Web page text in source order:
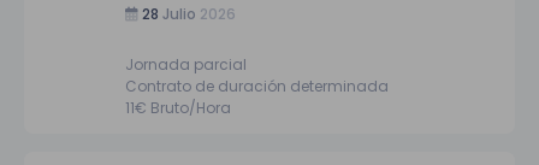
28 Julio 2026
Jornada parcial
Contrato de duración determinada
11€ Bruto/Hora